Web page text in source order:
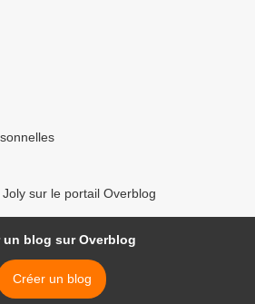
sur le portail Overblog
un blog sur Overblog
Créer un blog